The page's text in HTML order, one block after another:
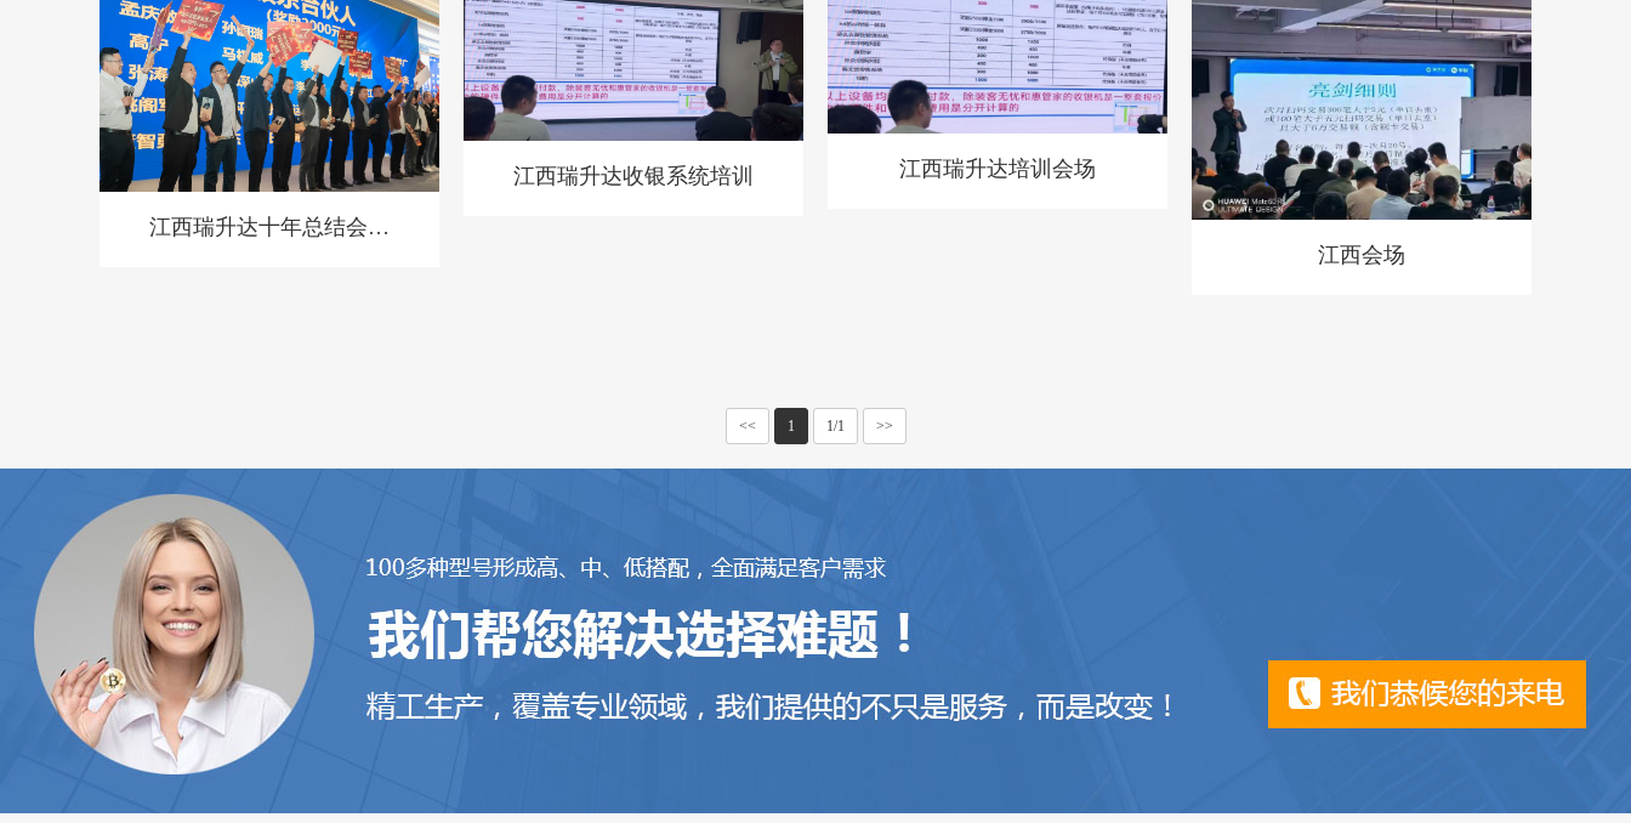
江西瑞升达十年总结会议
江西瑞升达收银系统培训 江西瑞升达培训会场
江西会场
<< 1 1/1 >>